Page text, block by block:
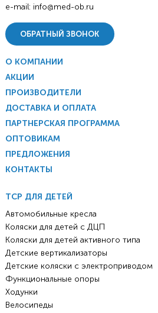
e-mail: info@med-ob.ru
ОБРАТНЫЙ ЗВОНОК
О КОМПАНИИ
АКЦИИ
ПРОИЗВОДИТЕЛИ
ДОСТАВКА И ОПЛАТА
ПАРТНЕРСКАЯ ПРОГРАММА
ОПТОВИКАМ
ПРЕДЛОЖЕНИЯ
КОНТАКТЫ
ТСР ДЛЯ ДЕТЕЙ
Автомобильные кресла
Коляски для детей с ДЦП
Коляски для детей активного типа
Детские вертикализаторы
Детские коляски с электроприводом
Функциональные опоры
Ходунки
Велосипеды